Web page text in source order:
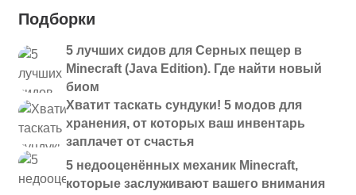
Подборки
5 лучших сидов для Серных пещер в
Minecraft (Java Edition). Где найти новый
биом
Хватит таскать сундуки! 5 модов для
хранения, от которых ваш инвентарь
заплачет от счастья
5 недооценённых механик Minecraft,
которые заслуживают вашего внимания